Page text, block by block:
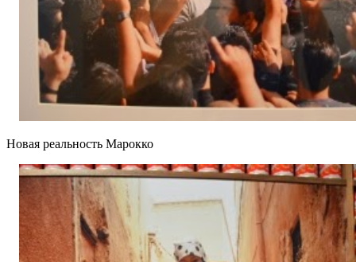
Новая реальность Марокко